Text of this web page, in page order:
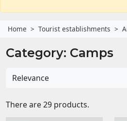
Home Tourist establishments
Category: Camps
There are 29 products.
Relevance